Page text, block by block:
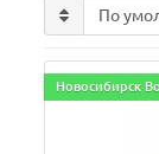
Новосибирск